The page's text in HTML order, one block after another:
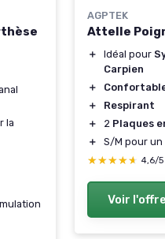
la
AGPTEK
Attelle
＋ Idéal pour
Carpien
＋
＋
Respirant
＋
2 Plaques
＋
S/M pour
★★★★★
★★★★★ 4,6/5
Voir l'offre